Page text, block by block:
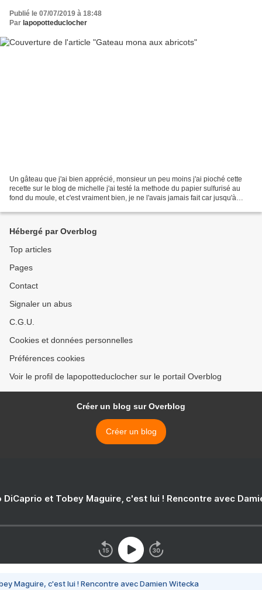
Publié le 07/07/2019 à 18:48
Par lapopotteduclocher
Un gâteau que j'ai bien apprécié, monsieur un peu moins j'ai pioché cette
recette sur le blog de michelle j'ai testé la methode du papier sulfurisé au
fond du moule, et c'est vraiment bien, je ne l'avais jamais fait car jusqu'à
Hébergé par Overblog
Top articles
Pages
Contact
Signaler un abus
C.G.U.
Cookies et données personnelles
Préférences cookies
Voir le profil de lapopotteduclocher sur le portail Overblog
Créer un blog sur Overblog
Créer un blog
DiCaprio et Tobey Maguire, c'est lui ! Rencontre avec
Maguire, c'est lui ! Rencontre avec Damien Witecka